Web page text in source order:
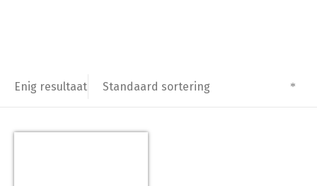
Enig resultaat Standaard sortering